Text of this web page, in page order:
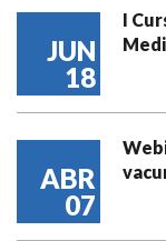
JUN
18
I
ABR
07